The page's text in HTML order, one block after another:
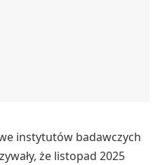
instytutów badawczych
że listopad 2025